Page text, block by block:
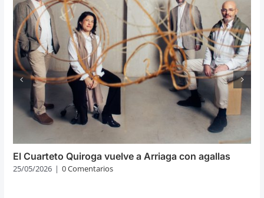
El Cuarteto Quiroga vuelve a Arriaga con agallas
25/05/2026 | 0 Comentarios